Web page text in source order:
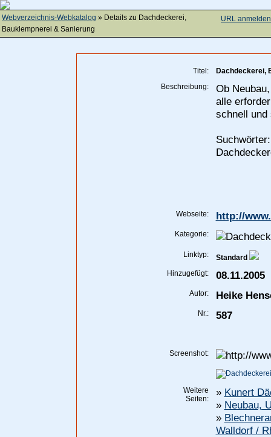
URL anmelden
Webverzeichnis-Webkatalog » Details zu Dachdeckerei,
Bauklempnerei & Sanierung
Titel:
Dachdeckerei,
Beschreibung:
Ob
alle
schnell und
Webseite: http://
Kategorie:
Linktyp:
Standard
Hinzugefügt:
08.11.2005
Autor: Heike
Nr.: 587
Screenshot:
Weitere
Seiten:
» Kunert
» Neubau,
»
Walldorf /